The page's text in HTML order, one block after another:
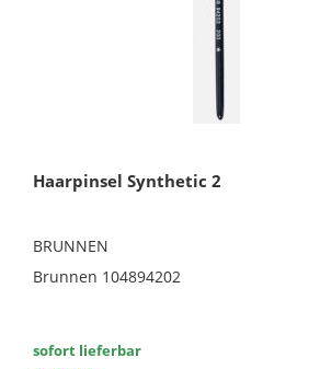
Haarpinsel Synthetic 2
BRUNNEN
Brunnen 104894202
sofort lieferbar